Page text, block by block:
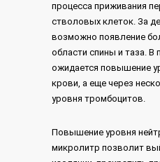
процесса приживания
стволовых клеток. За
возможно появление
области спины и таза. В
ожидается повышение
крови, а еще через
уровня тромбоцитов.
Повышение уровня
микролитр позволит